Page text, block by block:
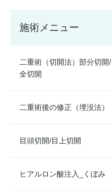
施術メニュー
二重術（切開法）部分切開/
全切開
二重術後の修正（埋没法）
目頭切開/目上切開
ヒアルロン酸注入_くぼみ